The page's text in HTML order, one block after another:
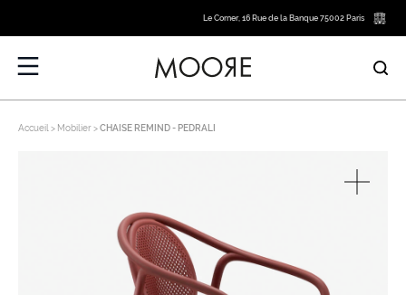
Le Corner, 16 Rue de la Banque 75002 Paris
Accueil Mobilier CHAISE REMIND - PEDRALI